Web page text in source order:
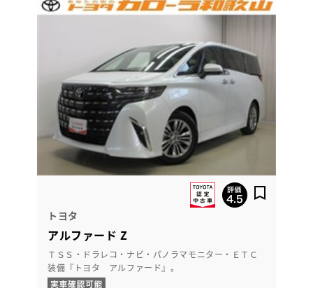
トヨタ
アルファード Z
ＴＳＳ・ドラレコ・ナビ・パノラマモニター・ＥＴＣ
装備『トヨタ アルファード』。